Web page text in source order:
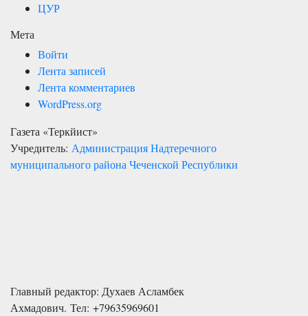
ЦУР
Мета
Войти
Лента записей
Лента комментариев
WordPress.org
Газета «Теркйист»
Учредитель: Администрация Надтеречного
муниципального района Чеченской Республики
Главный редактор: Духаев Асламбек
Ахмадович. Тел: +79635969601